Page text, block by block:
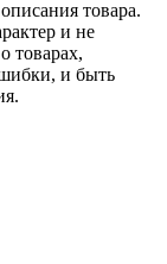
товара.
и не
товарах,
и быть